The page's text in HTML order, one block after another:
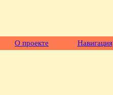
О проекте Навигация